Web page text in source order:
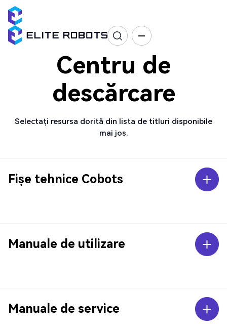
Centru de
descărcare
Selectați resursa dorită din lista de titluri disponibile
mai jos.
Fișe tehnice Cobots
Manuale de utilizare
Manuale de service